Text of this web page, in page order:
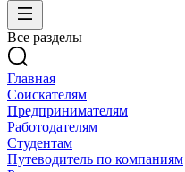
Все разделы
Главная
Соискателям
Предпринимателям
Работодателям
Студентам
Путеводитель по компаниям